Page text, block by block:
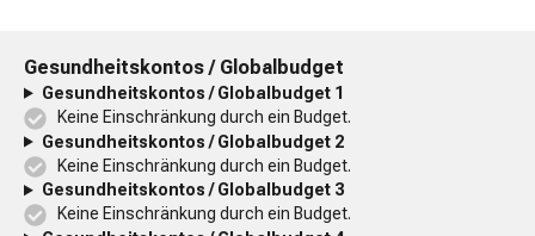
Gesundheitskontos / Globalbudget
Gesundheitskontos / Globalbudget 1
Keine Einschränkung durch ein Budget.
Gesundheitskontos / Globalbudget 2
Keine Einschränkung durch ein Budget.
Gesundheitskontos / Globalbudget 3
Keine Einschränkung durch ein Budget.